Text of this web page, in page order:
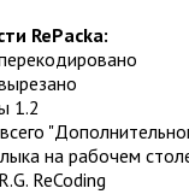
RePacka:
1.2
на рабочем
ReCoding